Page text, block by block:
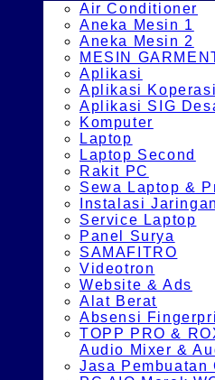
Air Conditioner
Aneka Mesin 1
Aneka Mesin 2
MESIN
Aplikasi
Aplikasi
Aplikasi SIG
Komputer
Laptop
Laptop Second
Rakit PC
Sewa Laptop &
Instalasi Jaringan
Service Laptop
Panel Surya
SAMAFITRO
Videotron
Website & Ads
Alat Berat
Absensi
TOPP PRO &
Audio Mixer &
Jasa Pembuatan